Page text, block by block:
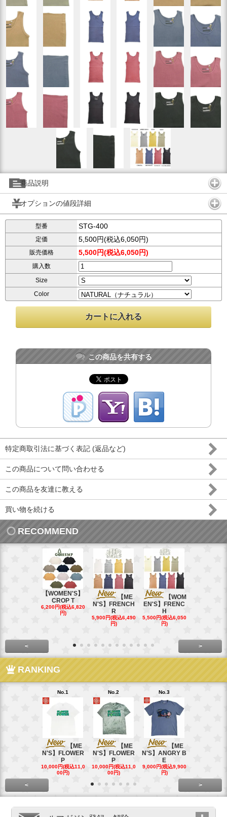
商品説明
オプションの値段詳細
型番 STG-400
定価 5,500円(税込6,050円)
販売価格 5,500円(税込6,050円)
購入数
Size
Color
この商品を共有する
特定商取引法に基づく表記 (返品など)
この商品について問い合わせる
この商品を友達に教える
買い物を続ける
RECOMMEND
【WOMEN'S】
CROP T
6,200円(税込6,820
円)
【ME
N'S】FRENCH
R
5,900円(税込6,490
円)
【WOM
EN'S】FRENC
H
5,500円(税込6,050
円)
< >
RANKING
No.1
【ME
N'S】FLOWER
P
10,000円(税込11,0
00円)
No.2
【ME
N'S】FLOWER
P
10,000円(税込11,0
00円)
No.3
【ME
N'S】ANGRY B
E
9,000円(税込9,900
円)
< >